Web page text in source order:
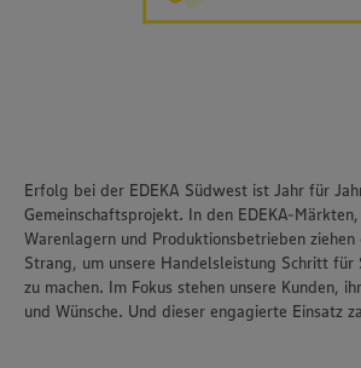
Erfolg bei der EDEKA Südwest ist Jahr für
Gemeinschaftsprojekt. In den EDEKA-
Warenlagern und Produktionsbetrieben ziehen
Strang, um unsere Handelsleistung Schritt für
zu machen. Im Fokus stehen unsere Kunden,
und Wünsche. Und dieser engagierte Einsatz